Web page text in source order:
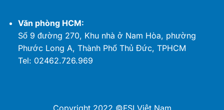
Văn phòng HCM:
Số 9 đường 270, Khu nhà ở Nam Hòa, phường
Phước Long A, Thành Phố Thủ Đức, TPHCM
Tel: 02462.726.969
Copyright 2022 ©FSI Việt Nam